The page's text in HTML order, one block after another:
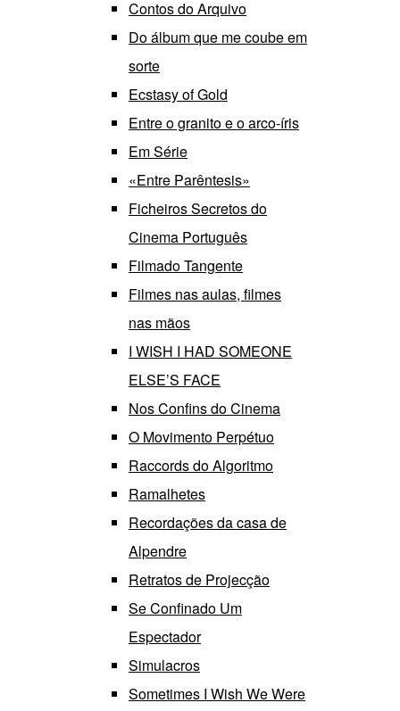
Contos do Arquivo
Do álbum que me coube em
sorte
Ecstasy of Gold
Entre o granito e o arco-íris
Em Série
«Entre Parêntesis»
Ficheiros Secretos do
Cinema Português
Filmado Tangente
Filmes nas aulas, filmes
nas mãos
I WISH I HAD SOMEONE
ELSE’S FACE
Nos Confins do Cinema
O Movimento Perpétuo
Raccords do Algoritmo
Ramalhetes
Recordações da casa de
Alpendre
Retratos de Projecção
Se Confinado Um
Espectador
Simulacros
Sometimes I Wish We Were